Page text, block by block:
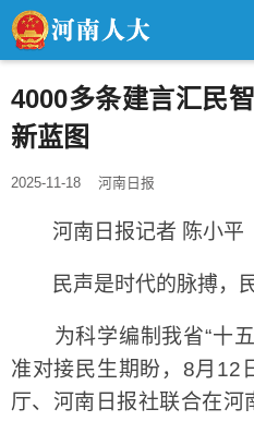
4000多条建言汇民
新蓝图
2025-11-18 河南日报
河南日报记者 陈小平
民声是时代的脉搏，民
为科学编制我省“十五
准对接民生期盼，8月12
厅、河南日报社联合在河